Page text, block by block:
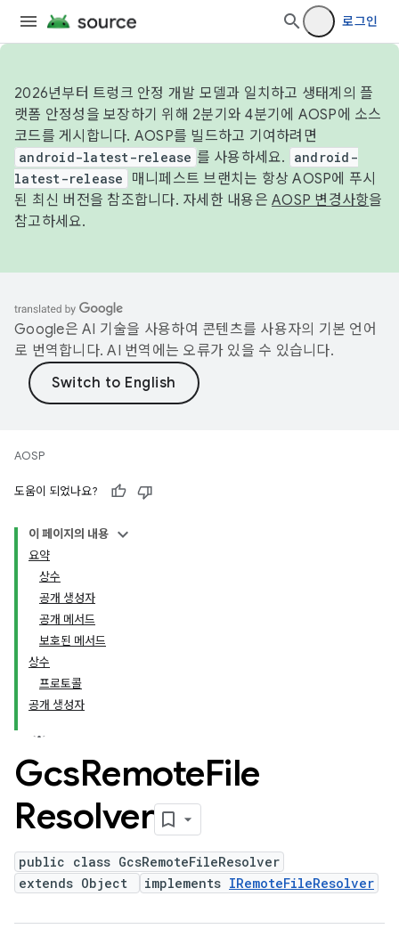
로그인
2026년부터 트렁크 안정 개발 모델과 일치하고 생태계의 플
랫폼 안정성을 보장하기 위해 2분기와 4분기에 AOSP에 소스
코드를 게시합니다. AOSP를 빌드하고 기여하려면
android-latest-release 를 사용하세요.
android-
latest-release
매니페스트 브랜치는 항상 AOSP에 푸시
된 최신 버전을 참조합니다. 자세한 내용은 AOSP 변경사항을
참고하세요.
Google은 AI 기술을 사용하여 콘텐츠를 사용자의 기본 언어
로 번역합니다. AI 번역에는 오류가 있을 수 있습니다.
AOSP
도움이 되었나요?
이 페이지의 내용
요약
상수
공개 생성자
공개 메서드
보호된 메서드
상수
프로토콜
공개 생성자
GcsRemoteFile
Resolver
public class GcsRemoteFileResolver
extends Object
implements IRemoteFileResolver